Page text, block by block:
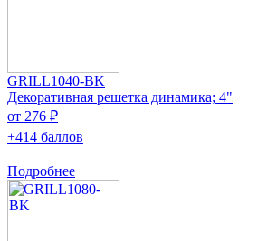
GRILL1040-BK
Декоративная решетка динамика; 4"
от 276 ₽
+414 баллов
Подробнее